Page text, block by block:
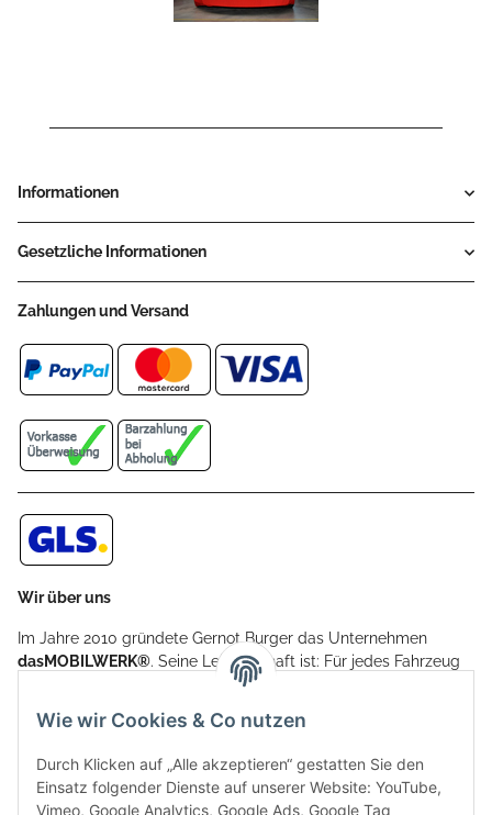
Informationen
Gesetzliche Informationen
Zahlungen und Versand
Wir über uns
Im Jahre 2010 gründete Gernot Burger das Unternehmen
dasMOBILWERK®. Seine Leidenschaft ist: Für jedes Fahrzeug
ein Car Cover anzubieten - passgenau und individuell.
Aufgrund der vielen positiven Kundenrückmeldungen kamen
weitere Produkte, wie Reifenschuhe, Hardtopständer hinzu.
Seine Reifenschoner werden in Deutschland produziert und
sind mit hochwertigen Techniken und Materialien gefertigt.
Wie wir Cookies & Co nutzen
Durch Klicken auf „Alle akzeptieren“ gestatten Sie den
Einsatz folgender Dienste auf unserer Website: YouTube,
Vimeo, Google Analytics, Google Ads, Google Tag